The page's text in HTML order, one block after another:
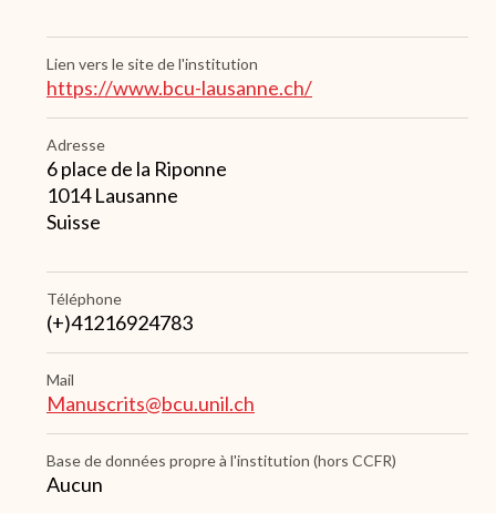
Lien vers le site de l'institution
https://www.bcu-lausanne.ch/
Adresse
6 place de la Riponne
1014 Lausanne
Suisse
Téléphone
(+)41216924783
Mail
Manuscrits@bcu.unil.ch
Base de données propre à l'institution (hors CCFR)
Aucun